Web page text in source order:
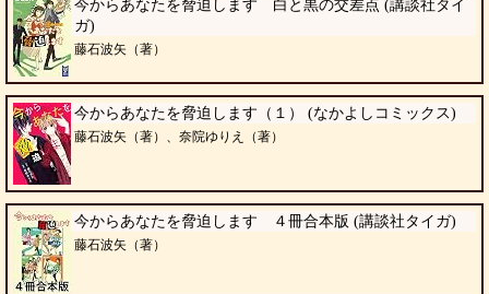
今からあなたを脅迫します 白と黒の交差点 (講談社タイ
ガ)
藤石波矢（著）
今からあなたを脅迫します（１） (なかよしコミックス)
藤石波矢（著）、奈院ゆりえ（著）
今からあなたを脅迫します ４冊合本版 (講談社タイガ)
藤石波矢（著）